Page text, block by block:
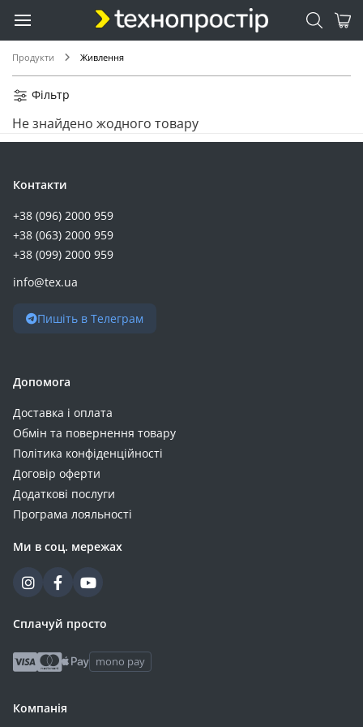
Продукти Живлення
Фільтр
Не знайдено жодного товару
Контакти
+38 (096) 2000 959
+38 (063) 2000 959
+38 (099) 2000 959
info@tex.ua
Пишіть в Телеграм
Допомога
Доставка і оплата
Обмін та повернення товару
Політика конфіденційності
Договір оферти
Додаткові послуги
Програма лояльності
Ми в соц. мережах
Сплачуй просто
mono pay
Компанія